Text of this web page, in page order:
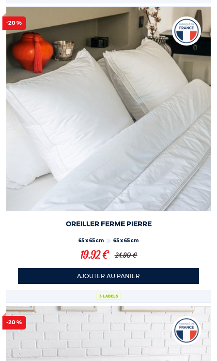
-20 %
3 LABELS
OREILLER FERME PIERRE
65 x 65 cm 65 x 65 cm
19,92 € 24,90 €
AJOUTER AU PANIER
-20 %